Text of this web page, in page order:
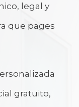
legal y
que pages
gratuito,